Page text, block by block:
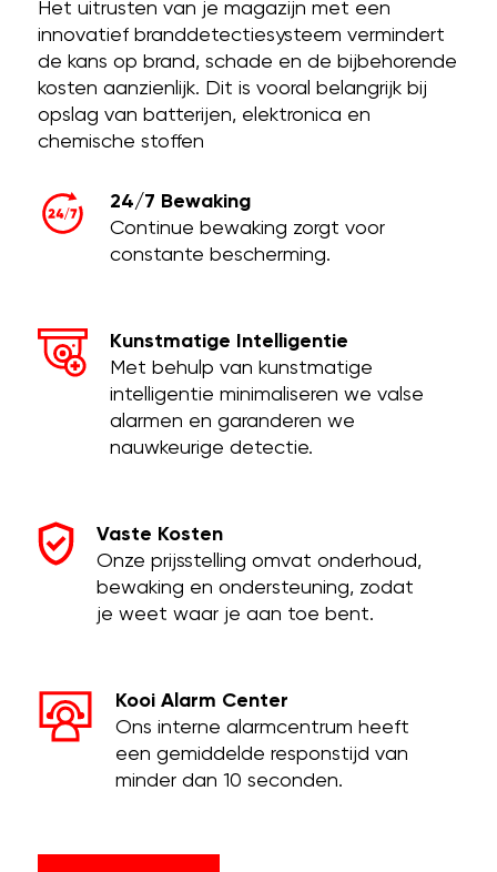
Het uitrusten van je magazijn met een
innovatief branddetectiesysteem vermindert
de kans op brand, schade en de bijbehorende
kosten aanzienlijk. Dit is vooral belangrijk bij
opslag van batterijen, elektronica en
chemische stoffen
24/7 Bewaking
Continue bewaking zorgt voor
constante bescherming.
Kunstmatige Intelligentie
Met behulp van kunstmatige
intelligentie minimaliseren we valse
alarmen en garanderen we
nauwkeurige detectie.
Vaste Kosten
Onze prijsstelling omvat onderhoud,
bewaking en ondersteuning, zodat
je weet waar je aan toe bent.
Kooi Alarm Center
Ons interne alarmcentrum heeft
een gemiddelde responstijd van
minder dan 10 seconden.